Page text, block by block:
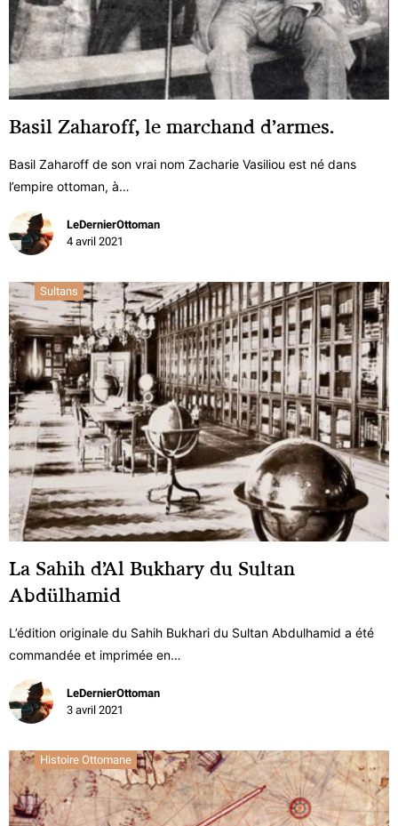
Basil Zaharoff, le marchand d’armes.
Basil Zaharoff de son vrai nom Zacharie Vasiliou est né dans
l’empire ottoman, à…
LeDernierOttoman
4 avril 2021
Sultans
La Sahih d’Al Bukhary du Sultan
Abdülhamid
L’édition originale du Sahih Bukhari du Sultan Abdulhamid a été
commandée et imprimée en…
LeDernierOttoman
3 avril 2021
Histoire Ottomane